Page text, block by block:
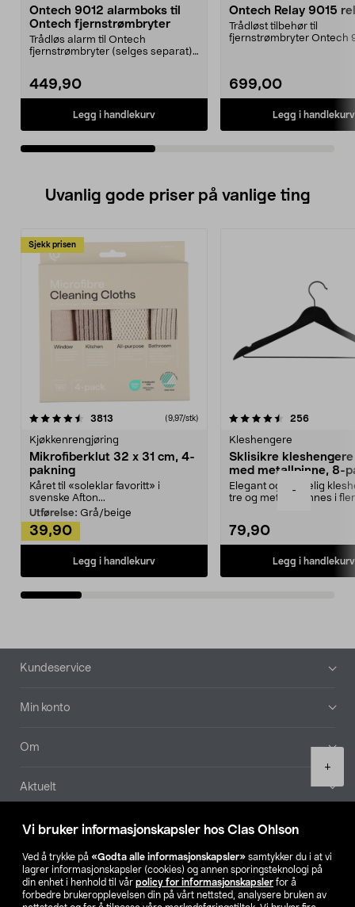
Vi bruker informasjonskapsler hos Clas Ohlson
Ved å trykke på «Godta alle informasjonskapsler» samtykker du i at vi
lagrer informasjonskapsler (cookies) og annen sporingsteknologi på
din enhet i henhold til vår policy for informasjonskapsler for å
forbedre brukeropplevelsen din på vårt nettsted, analysere bruken av
-
+
Ontech 9012 alarmboks til
Ontech fjernstrømbryter
Trådløs alarm til Ontech
fjernstrømbryter (selges separat).
449,90
Legg i handlekurv
Ontech Relay 9015
Trådløst tilbehør til
fjernstrømbryter Ontech
699,00
Legg i handlekurv
Uvanlig gode priser på vanlige ting
Sjekk prisen
3813 anmeldelser(9,97/stk)
Kjøkkenrengjøring
Mikrofiberklut 32 x 31 cm, 4-
pakning
Kåret til «soleklar favoritt» i
svenske Afton...
Utførelse: Grå/beige
39,90
Legg i handlekurv
4.5av 5 stjerner 256
Kleshengere
Sklisikre
med metallpinne, 8-
Elegant og skikkelig
tre og metall – finnes i
79,90
Legg i handlekurv
4.5av 5 stjerner
Bunntekst
Kundeservice
Min konto
Om
Aktuelt
Våre selskaper
Finn din butikk